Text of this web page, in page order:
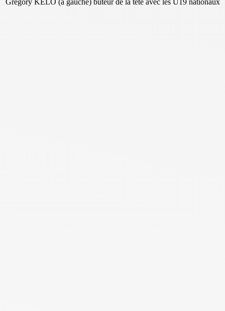
Grégory KELO (à gauche) buteur de la tête avec les U19 nationaux